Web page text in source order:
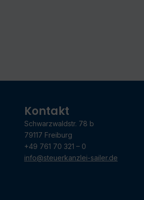
Kontakt
Schwarzwaldstr. 78 b
79117 Freiburg
+49 761 70 321 – 0
info@steuerkanzlei-sailer.de